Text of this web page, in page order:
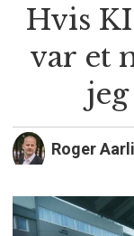
Hvis
var et
Roger